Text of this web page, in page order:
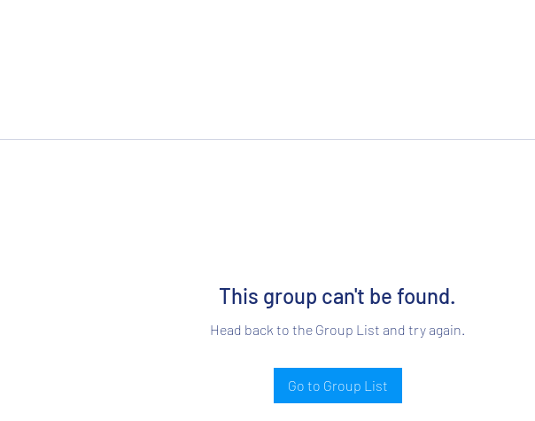
This group can't be found.
Head back to the Group List and try again.
Go to Group List